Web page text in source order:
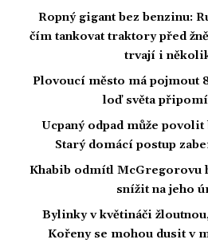
Ropný gigant bez benzinu:
čím tankovat traktory před
trvají i
Plovoucí město má pojmout
loď světa
Ucpaný odpad může
Starý domácí postup
Khabib odmítl McGregorovu
snížit na jeho
Bylinky v květináči
Kořeny se mohou dusit v